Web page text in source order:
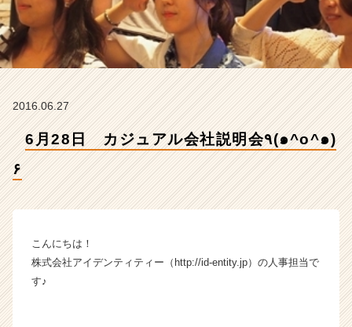
ン
テ
テ
タ
イ
ン
2016.06.27
6月28日 カジュアル会社説明会٩(๑^o^๑)
۶
こんにちは！
株式会社アイデンティティー（http://id-entity.jp）の人事担当で
す♪